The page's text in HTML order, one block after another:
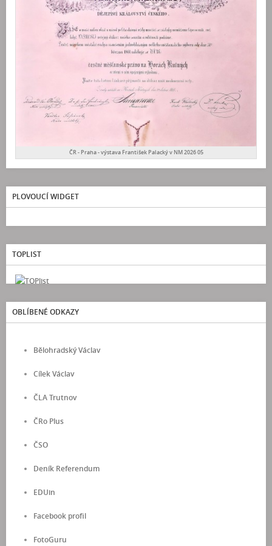
ČR - Praha - výstava František Palacký v NM 2026 05
PLOVOUCÍ WIDGET
TOPLIST
OBLÍBENÉ ODKAZY
Bělohradský Václav
Cílek Václav
ČLA Trutnov
ČRo Plus
ČSO
Deník Referendum
EDUin
Facebook profil
FotoGuru